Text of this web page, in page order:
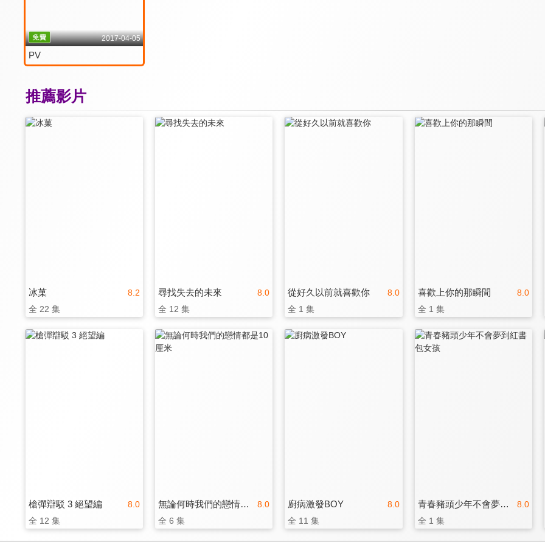
2017-04-05
PV
推薦影片
8.2
冰菓
全 22 集
8.0
尋找失去的未來
全 12 集
8.0
從好久以前就喜歡你
全 1 集
8.0
喜歡上你的那瞬間
全 1 集
8.0
槍彈辯駁 3 絕望編
全 12 集
8.0
無論何時我們的戀情都是10厘米
全 6 集
8.0
廚病激發BOY
全 11 集
8.0
青春豬頭少年不會夢到紅書包女孩
全 1 集